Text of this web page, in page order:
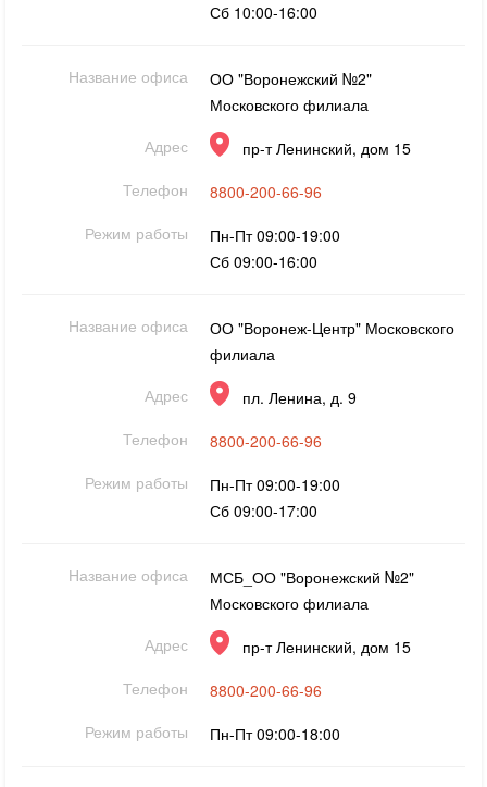
Сб 10:00-16:00
Название офиса
ОО "Воронежский №2"
Московского филиала
Адрес
пр-т Ленинский, дом 15
Телефон
8800-200-66-96
Режим работы
Пн-Пт 09:00-19:00
Сб 09:00-16:00
Название офиса
ОО "Воронеж-Центр" Московского
филиала
Адрес
пл. Ленина, д. 9
Телефон
8800-200-66-96
Режим работы
Пн-Пт 09:00-19:00
Сб 09:00-17:00
Название офиса
МСБ_ОО "Воронежский №2"
Московского филиала
Адрес
пр-т Ленинский, дом 15
Телефон
8800-200-66-96
Режим работы
Пн-Пт 09:00-18:00